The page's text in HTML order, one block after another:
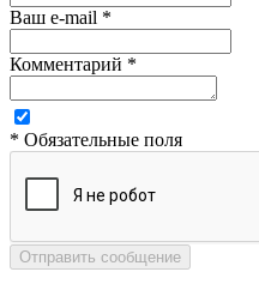
Ваш e-mail *
Комментарий *
* Обязательные поля